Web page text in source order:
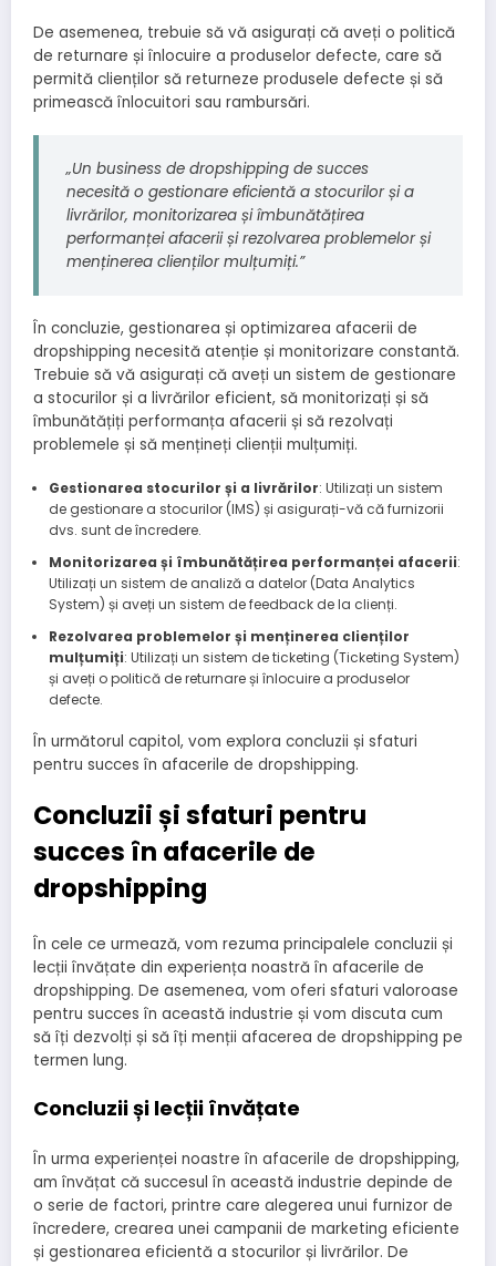
De asemenea, trebuie să vă asigurați că aveți o politică
de returnare și înlocuire a produselor defecte, care să
permită clienților să returneze produsele defecte și să
primească înlocuitori sau rambursări.
„Un business de dropshipping de succes
necesită o gestionare eficientă a stocurilor și a
livrărilor, monitorizarea și îmbunătățirea
performanței afacerii și rezolvarea problemelor și
menținerea clienților mulțumiți.”
În concluzie, gestionarea și optimizarea afacerii de
dropshipping necesită atenție și monitorizare constantă.
Trebuie să vă asigurați că aveți un sistem de gestionare
a stocurilor și a livrărilor eficient, să monitorizați și să
îmbunătățiți performanța afacerii și să rezolvați
problemele și să mențineți clienții mulțumiți.
Gestionarea stocurilor și a livrărilor: Utilizați un sistem
de gestionare a stocurilor (IMS) și asigurați-vă că furnizorii
dvs. sunt de încredere.
Monitorizarea și îmbunătățirea performanței afacerii:
Utilizați un sistem de analiză a datelor (Data Analytics
System) și aveți un sistem de feedback de la clienți.
Rezolvarea problemelor și menținerea clienților
mulțumiți: Utilizați un sistem de ticketing (Ticketing System)
și aveți o politică de returnare și înlocuire a produselor
defecte.
În următorul capitol, vom explora concluzii și sfaturi
pentru succes în afacerile de dropshipping.
Concluzii și sfaturi pentru
succes în afacerile de
dropshipping
În cele ce urmează, vom rezuma principalele concluzii și
lecții învățate din experiența noastră în afacerile de
dropshipping. De asemenea, vom oferi sfaturi valoroase
pentru succes în această industrie și vom discuta cum
să îți dezvolți și să îți menții afacerea de dropshipping pe
termen lung.
Concluzii și lecții învățate
În urma experienței noastre în afacerile de dropshipping,
am învățat că succesul în această industrie depinde de
o serie de factori, printre care alegerea unui furnizor de
încredere, crearea unei campanii de marketing eficiente
și gestionarea eficientă a stocurilor și livrărilor. De